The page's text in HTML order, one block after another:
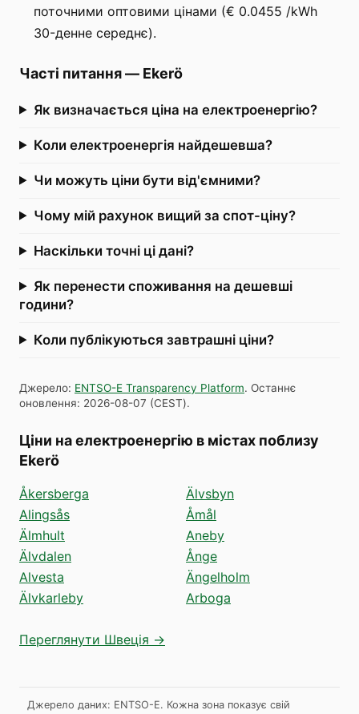
поточними оптовими цінами (€ 0.0455 /kWh
30-денне середнє).
Часті питання— Ekerö
Як визначається ціна на електроенергію?
Коли електроенергія найдешевша?
Чи можуть ціни бути від'ємними?
Чому мій рахунок вищий за спот-ціну?
Наскільки точні ці дані?
Як перенести споживання на дешевші
години?
Коли публікуються завтрашні ціни?
Джерело: ENTSO-E Transparency Platform. Останнє
оновлення: 2026-08-07 (CEST).
Ціни на електроенергію в містах поблизу
Ekerö
Åkersberga
Alingsås
Älmhult
Älvdalen
Alvesta
Älvkarleby
Älvsbyn
Åmål
Aneby
Ånge
Ängelholm
Arboga
Переглянути Швеція →
Джерело даних: ENTSO-E. Кожна зона показує свій